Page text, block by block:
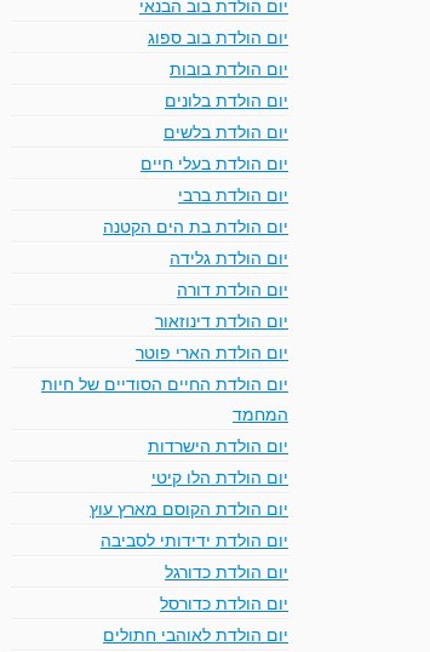
יום הולדת בוב הבנאי
יום הולדת בוב ספוג
יום הולדת בובות
יום הולדת בלונים
יום הולדת בלשים
יום הולדת בעלי חיים
יום הולדת ברבי
יום הולדת בת הים הקטנה
יום הולדת גלידה
יום הולדת דורה
יום הולדת דינוזאור
יום הולדת הארי פוטר
יום הולדת החיים הסודיים של חיות
המחמד
יום הולדת הישרדות
יום הולדת הלו קיטי
יום הולדת הקוסם מארץ עוץ
יום הולדת ידידותי לסביבה
יום הולדת כדורגל
יום הולדת כדורסל
יום הולדת לאוהבי חתולים